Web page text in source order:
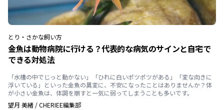
とり・さかな飼い方
金魚は動物病院に行ける？代表的な病気のサインと自宅で
できる対処法
「水槽の中でじっと動かない」「ひれに白いポツポツがある」「変な向きに
浮いている」といった金魚の異変に、不安になったことはありませんか？体
が小さい金魚は、体調を崩すと一気に弱ってしまうことも多いです。
望月 美緒 /CHERIEE編集部